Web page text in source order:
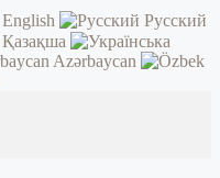
English
Русский
Қазақша
Azərbaycan